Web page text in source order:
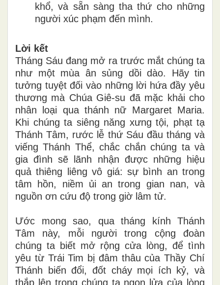
khổ, và sẵn sàng tha thứ cho những
người xúc phạm đến mình.
Lời kết
Tháng Sáu đang mở ra trước mắt chúng ta
như một mùa ân sủng dồi dào. Hãy tin
tưởng tuyệt đối vào những lời hứa đầy yêu
thương mà Chúa Giê-su đã mặc khải cho
nhân loại qua thánh nữ Margaret Maria.
Khi chúng ta siêng năng xưng tội, phạt tạ
Thánh Tâm, rước lễ thứ Sáu đầu tháng và
viếng Thánh Thể, chắc chắn chúng ta và
gia đình sẽ lãnh nhận được những hiệu
quả thiêng liêng vô giá: sự bình an trong
tâm hồn, niềm ủi an trong gian nan, và
nguồn ơn cứu độ trong giờ lâm tử.
Ước mong sao, qua tháng kính Thánh
Tâm này, mỗi người trong cộng đoàn
chúng ta biết mở rộng cửa lòng, để tình
yêu từ Trái Tim bị đâm thâu của Thầy Chí
Thánh biến đổi, đốt cháy mọi ích kỷ, và
thắp lên trong chúng ta ngọn lửa của lòng